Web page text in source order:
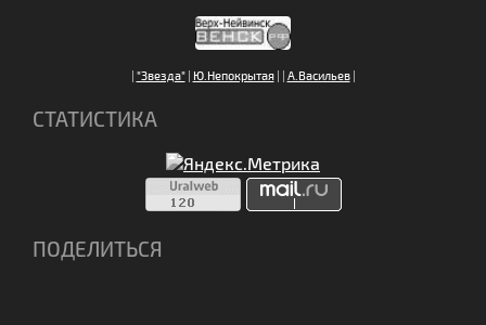
| "Звезда"| Ю.Непокрытая| | А.Васильев|
СТАТИСТИКА
ПОДЕЛИТЬСЯ